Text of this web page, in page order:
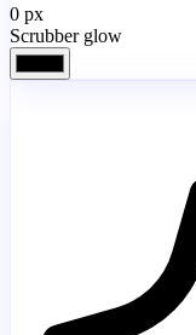
0 px
Scrubber glow